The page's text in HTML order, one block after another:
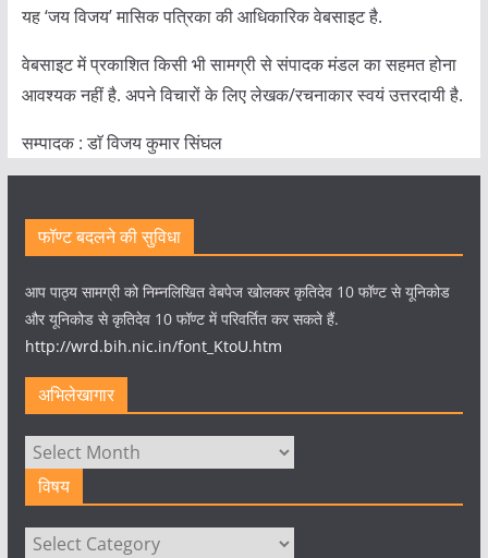
यह ‘जय विजय’ मासिक पत्रिका की आधिकारिक वेबसाइट है.
वेबसाइट में प्रकाशित किसी भी सामग्री से संपादक मंडल का सहमत होना
आवश्यक नहीं है. अपने विचारों के लिए लेखक/रचनाकार स्वयं उत्तरदायी है.
सम्पादक : डाॅ विजय कुमार सिंघल
फॉण्ट बदलने की सुविधा
आप पाठ्य सामग्री को निम्नलिखित वेबपेज खोलकर कृतिदेव 10 फॉण्ट से यूनिकोड
और यूनिकोड से कृतिदेव 10 फॉण्ट में परिवर्तित कर सकते हैं.
http://wrd.bih.nic.in/font_KtoU.htm
अभिलेखागार
अभिलेखागार
विषय
विषय